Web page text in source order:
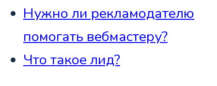
Нужно ли рекламодателю
помогать вебмастеру?
Что такое лид?